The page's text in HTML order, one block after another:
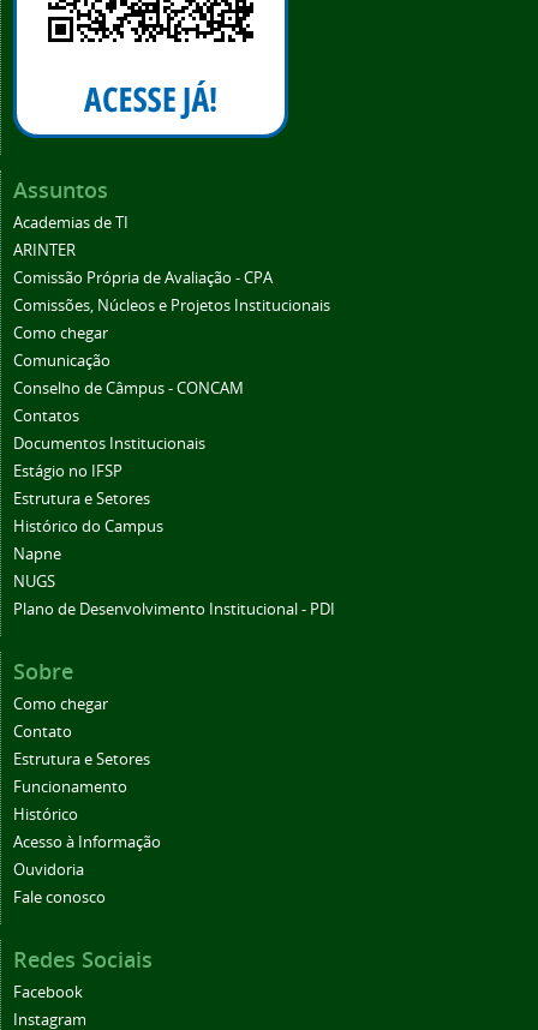
Assuntos
Academias de TI
ARINTER
Comissão Própria de Avaliação - CPA
Comissões, Núcleos e Projetos Institucionais
Como chegar
Comunicação
Conselho de Câmpus - CONCAM
Contatos
Documentos Institucionais
Estágio no IFSP
Estrutura e Setores
Histórico do Campus
Napne
NUGS
Plano de Desenvolvimento Institucional - PDI
Sobre
Como chegar
Contato
Estrutura e Setores
Funcionamento
Histórico
Acesso à Informação
Ouvidoria
Fale conosco
Redes Sociais
Facebook
Instagram